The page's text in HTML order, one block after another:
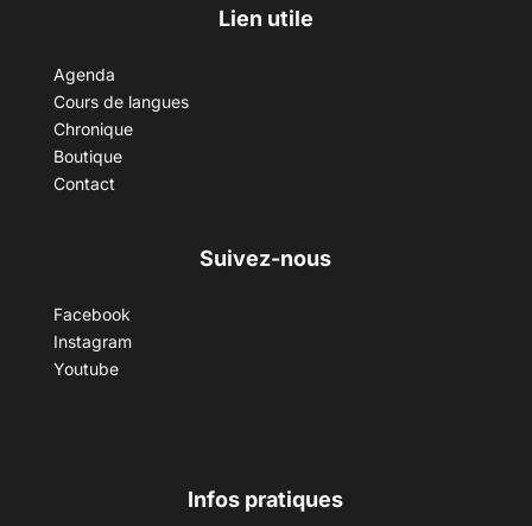
Lien utile
Agenda
Cours de langues
Chronique
Boutique
Contact
Suivez-nous
Facebook
Instagram
Youtube
Infos pratiques